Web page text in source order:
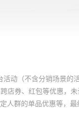
活动（不含分销场景
店券、红包等优惠，
人群的单品优惠等，